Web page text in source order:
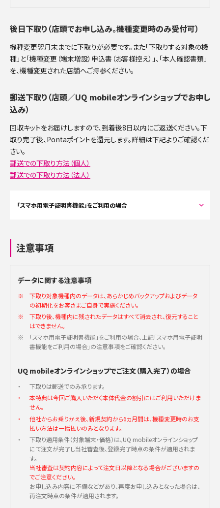
後日下取り（店頭でお申し込み。機種変更時のみ受付可）
機種変更翌月末までに下取りが必要です。また「下取りする対象の機
種」と「機種変更（端末増設）申込書（お客様控え）」、「本人確認書類」
を、機種変更された店舗へご持参ください。
郵送下取り（店頭／UQ mobileオンラインショップでお申し
込み）
回収キットをお届けしますので、到着後8日以内にご返送ください。下
取り完了後、Pontaポイントを還元します。詳細は下記よりご確認くだ
さい。
郵送での下取り方法（個人）
郵送での下取り方法（法人）
「スマホ用電子証明書機能」をご利用の場合
末をお送りいただく前にご自身で失効手続をしていただく必要があります。
端末を初期化する前にマイナポータルアプリのマイページから必要な手続
きを行ってください。
マイナポータル操作マニュアル
スマホ用電子証明書についてご質問などがある場合は、マイナンバー総合
フリーダイヤル0120-95-0178（平日 9:30～20:00、土日祝 9:30～17:30）
にお問い合わせください。
一時利用停止の手続きについても、マイナンバー総合フリーダイヤル0120-
95-0178にお問い合わせください。
一時利用停止の手続きは24時間365日受け付けています。
注意事項
データに関する注意事項
※
下取り対象機種内のデータは、あらかじめバックアップおよびデータ
の初期化をお客さまご自身で実施ください。
※
下取り後、機種内に残されたデータはすべて消去され、復元すること
はできません。
※
「スマホ用電子証明書機能」をご利用の場合、上記「スマホ用電子証明
書機能をご利用の場合」の注意事項をご確認ください。
UQ mobileオンラインショップでご注文（購入完了）の場合
・
下取りは郵送でのみ承ります。
・
本特典は今回ご購入いただく本体代金の割引にはご利用いただけま
せん。
・
他社からお乗りかえ後、新規契約から6ヵ月間は、機種変更時のお支
払い方法は一括払いのみとなります。
・
下取り適用条件（対象端末・価格）は、UQ mobileオンラインショップ
にて注文が完了し当社審査後、登録完了時点の条件が適用されま
す。
当社審査は契約内容によって注文日以降となる場合がございますの
でご注意ください。
お申し込み内容に不備などがあり、再度お申し込みとなった場合は、
再注文時点の条件が適用されます。